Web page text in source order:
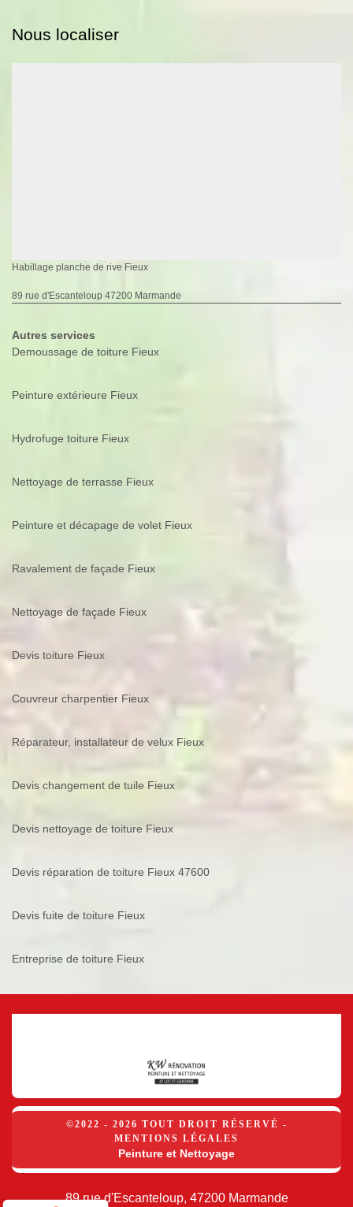
Nous localiser
Habillage planche de rive Fieux
89 rue d'Escanteloup 47200 Marmande
Autres services
Demoussage de toiture Fieux
Peinture extérieure Fieux
Hydrofuge toiture Fieux
Nettoyage de terrasse Fieux
Peinture et décapage de volet Fieux
Ravalement de façade Fieux
Nettoyage de façade Fieux
Devis toiture Fieux
Couvreur charpentier Fieux
Réparateur, installateur de velux Fieux
Devis changement de tuile Fieux
Devis nettoyage de toiture Fieux
Devis réparation de toiture Fieux 47600
Devis fuite de toiture Fieux
Entreprise de toiture Fieux
©2022 - 2026 TOUT DROIT RÉSERVÉ -
MENTIONS LÉGALES
Peinture et Nettoyage
89 rue d'Escanteloup, 47200 Marmande